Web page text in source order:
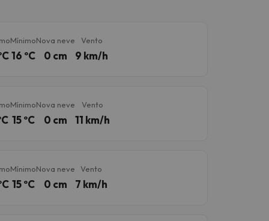
Mínimo
16 ºC
Nova neve
0 cm
Vento
9 km/h
Mínimo
15 ºC
Nova neve
0 cm
Vento
11 km/h
Mínimo
15 ºC
Nova neve
0 cm
Vento
7 km/h